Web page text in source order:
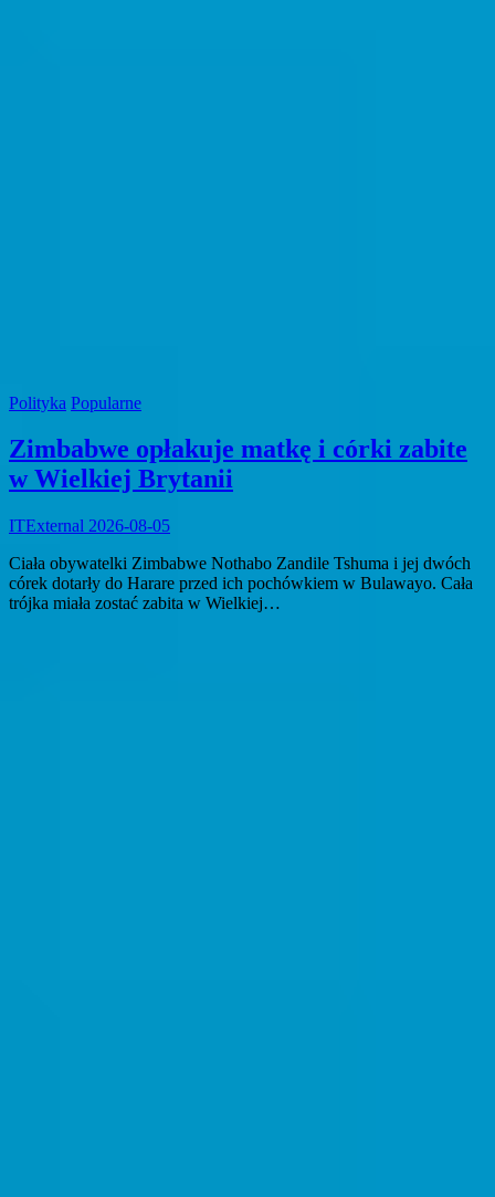
Polityka Popularne
Zimbabwe opłakuje matkę i córki zabite
w Wielkiej Brytanii
ITExternal 2026-08-05
Ciała obywatelki Zimbabwe Nothabo Zandile Tshuma i jej dwóch
córek dotarły do Harare przed ich pochówkiem w Bulawayo. Cała
trójka miała zostać zabita w Wielkiej…